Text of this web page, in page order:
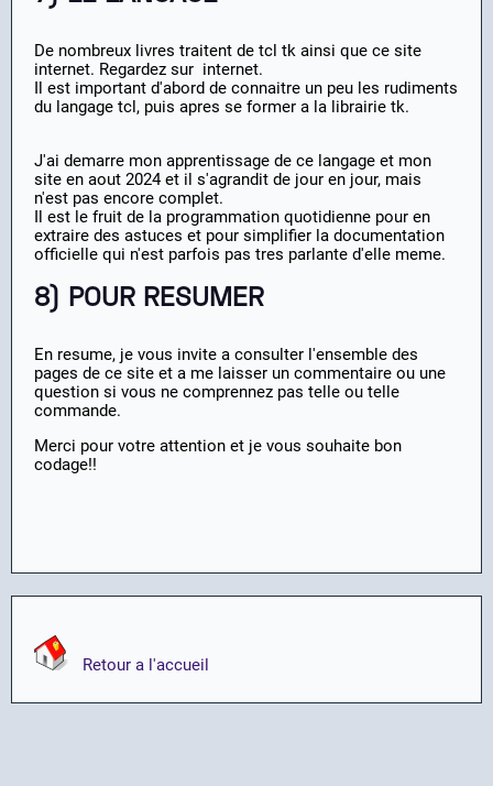
De nombreux livres traitent de tcl tk ainsi que ce site
internet. Regardez sur internet.
Il est important d'abord de connaitre un peu les rudiments
du langage tcl, puis apres se former a la librairie tk.
J'ai demarre mon apprentissage de ce langage et mon
site en aout 2024 et il s'agrandit de jour en jour, mais
n'est pas encore complet.
Il est le fruit de la programmation quotidienne pour en
extraire des astuces et pour simplifier la documentation
officielle qui n'est parfois pas tres parlante d'elle meme.
8) POUR RESUMER
En resume, je vous invite a consulter l'ensemble des
pages de ce site et a me laisser un commentaire ou une
question si vous ne comprennez pas telle ou telle
commande.
Merci pour votre attention et je vous souhaite bon
codage!!
Retour a l'accueil